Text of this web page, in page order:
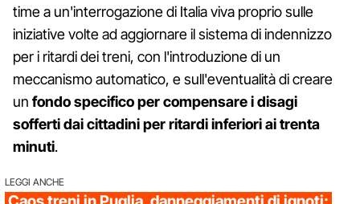
time a un'interrogazione di Italia viva proprio sulle
iniziative volte ad aggiornare il sistema di indennizzo
per i ritardi dei treni, con l'introduzione di un
meccanismo automatico, e sull'eventualità di creare
un fondo specifico per compensare i disagi
sofferti dai cittadini per ritardi inferiori ai trenta
minuti.
LEGGI ANCHE